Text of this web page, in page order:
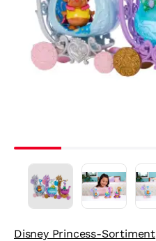
Disney Princess-Sortiment